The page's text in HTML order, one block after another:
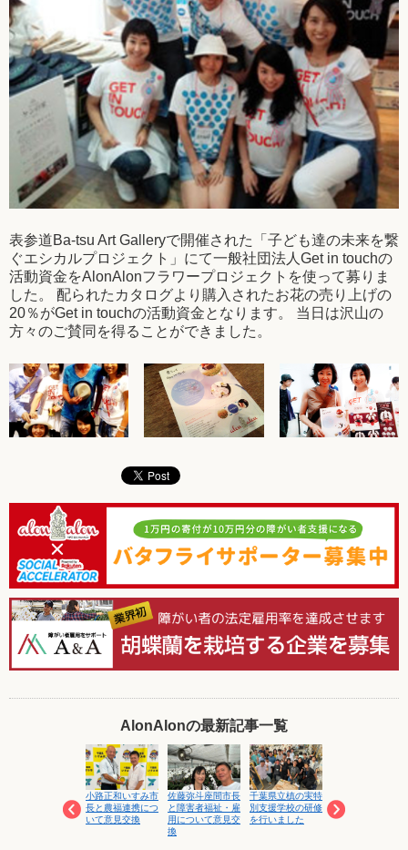
表参道Ba-tsu Art Galleryで開催された「子ども達の未来を繋
ぐエシカルプロジェクト」にて一般社団法人Get in touchの
活動資金をAlonAlonフラワープロジェクトを使って募りま
した。 配られたカタログより購入されたお花の売り上げの
20％がGet in touchの活動資金となります。 当日は沢山の
方々のご賛同を得ることができました。
AlonAlonの最新記事一覧
向上促進セミナー
にて講演します
小路正和いすみ市
長と農福連携につ
いて意見交換
佐藤弥斗座間市長
と障害者福祉・雇
用について意見交
換
千葉県立槙の実特
別支援学校の研修
を行いました
特産品開発調査・
研究事業審査委員